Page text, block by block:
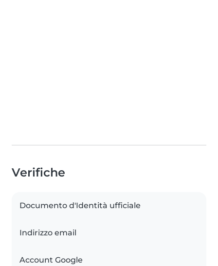
Verifiche
Documento d'Identità ufficiale
Indirizzo email
Account Google